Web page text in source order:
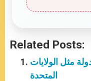
Related Posts:
مثل الولايات
المتحدة